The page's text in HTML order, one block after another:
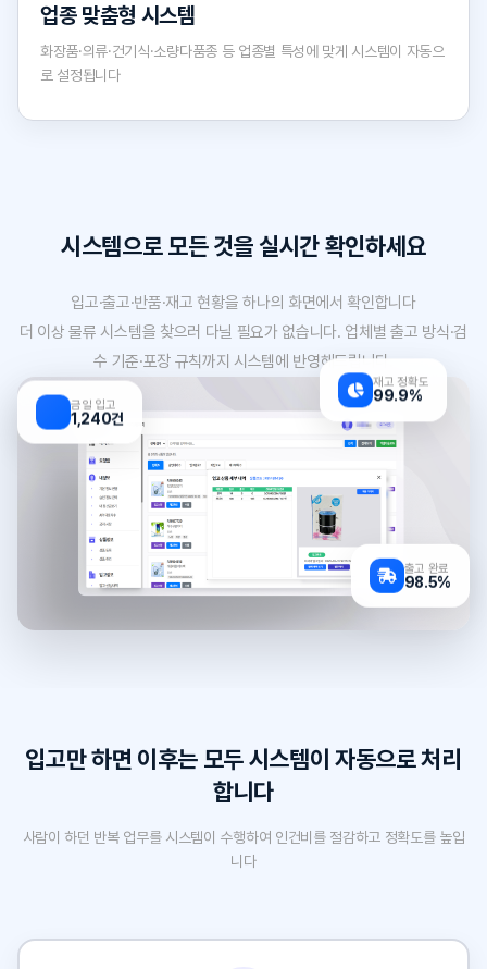
업종 맞춤형 시스템
화장품·의류·건기식·소량다품종 등 업종별 특성에 맞게 시스템이 자동으
로 설정됩니다
시스템으로 모든 것을 실시간 확인하세요
입고·출고·반품·재고 현황을 하나의 화면에서 확인합니다
더 이상 물류 시스템을 찾으러 다닐 필요가 없습니다. 업체별 출고 방식·검
수 기준·포장 규칙까지 시스템에 반영해드립니다.
금일 입고
1,240건
98.5%
재고 정확도
99.9%
입고만 하면 이후는 모두 시스템이 자동으로 처리
합니다
사람이 하던 반복 업무를 시스템이 수행하여 인건비를 절감하고 정확도를 높입
니다